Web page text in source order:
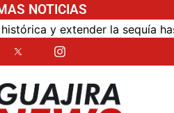
NOTICIAS
y extender la sequía hasta